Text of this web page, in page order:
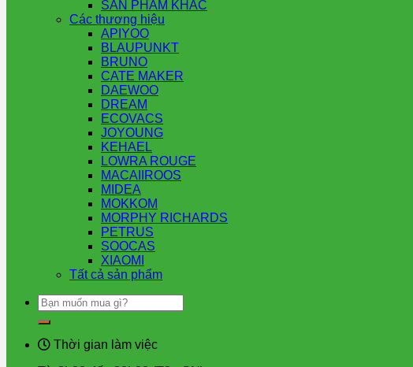
SẢN PHẨM KHÁC
Các thương hiệu
APIYOO
BLAUPUNKT
BRUNO
CATE MAKER
DAEWOO
DREAM
ECOVACS
JOYOUNG
KEHAEL
LOWRA ROUGE
MACAIIROOS
MIDEA
MOKKOM
MORPHY RICHARDS
PETRUS
SOOCAS
XIAOMI
Tất cả sản phẩm
Tìm
kiếm:
Thời gian làm việc